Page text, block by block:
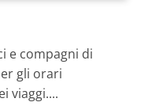
e compagni di
gli orari
viaggi....